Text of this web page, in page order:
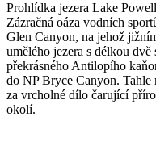
Prohlídka jezera Lake
Zázračná oáza vodních
Glen Canyon, na jehož
umělého jezera s délkou
překrásného Antilopího
do NP Bryce Canyon. Tahle
za vrcholné dílo čarující
okolí.